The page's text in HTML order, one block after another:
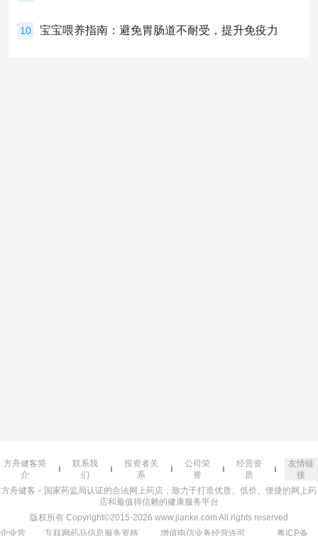
10 宝宝喂养指南：避免胃肠道不耐受，提升免疫力
方舟健客简
介
联系我
们
投资者关
系
公司荣
誉
经营资
质
友情链
接
方舟健客－国家药监局认证的合法网上药店，致力于打造优质、低价、便捷的网上药
店和最值得信赖的健康服务平台
版权所有 Copyright©2015-2026 www.jianke.com All rights reserved
企业营
互联网药品信息服务资格 增值电信业务经营许可 粤ICP备